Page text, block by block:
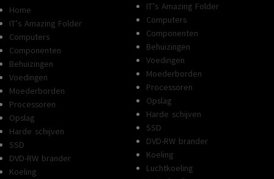
Home
IT’s Amazing Folder
Computers
Componenten
Behuizingen
Voedingen
Moederborden
Processoren
Opslag
Harde schijven
SSD
DVD-RW brander
Koeling
IT’s Amazing Folder
Computers
Componenten
Behuizingen
Voedingen
Moederborden
Processoren
Opslag
Harde schijven
SSD
DVD-RW brander
Koeling
Luchtkoeling